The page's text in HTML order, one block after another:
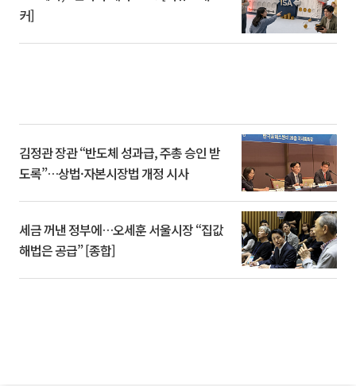
커]
김정관 장관 “반도체 성과급, 주총 승인 받
도록”…상법·자본시장법 개정 시사
세금 꺼낸 정부에…오세훈 서울시장 “집값
해법은 공급” [종합]